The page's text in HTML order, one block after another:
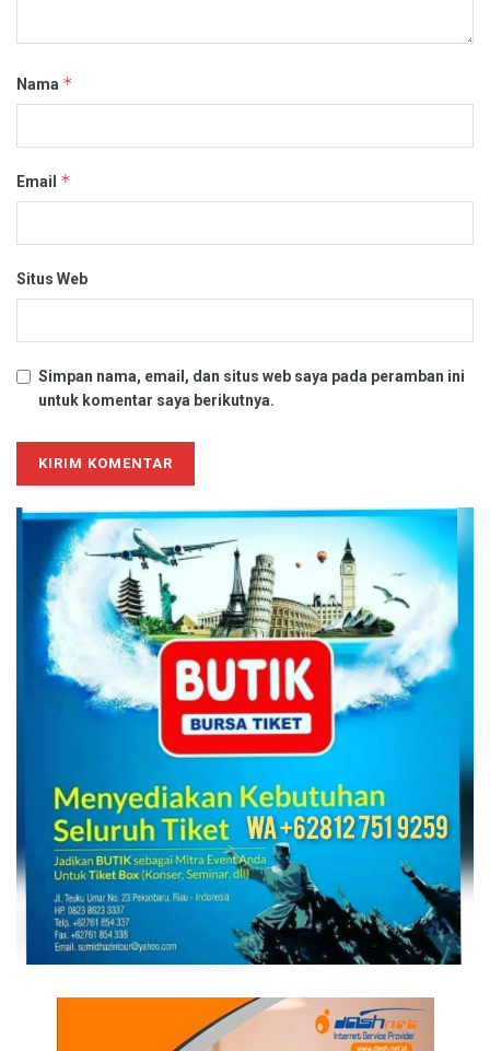
Nama *
Email *
Situs Web
Simpan nama, email, dan situs web saya pada peramban ini
untuk komentar saya berikutnya.